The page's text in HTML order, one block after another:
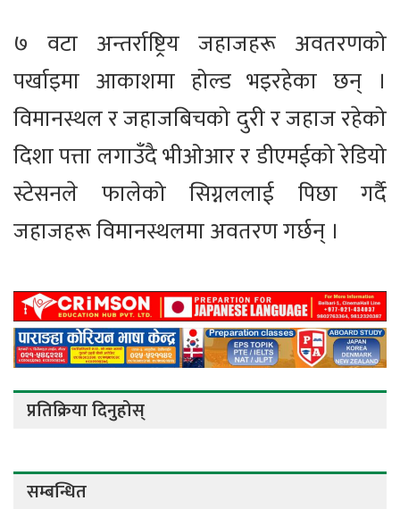
७ वटा अन्तर्राष्ट्रिय जहाजहरू अवतरणको
पर्खाइमा आकाशमा होल्ड भइरहेका छन् ।
विमानस्थल र जहाजबिचको दुरी र जहाज रहेको
दिशा पत्ता लगाउँदै भीओआर र डीएमईको रेडियो
स्टेसनले फालेको सिग्नललाई पिछा गर्दै
जहाजहरू विमानस्थलमा अवतरण गर्छन् ।
प्रतिक्रिया दिनुहोस्
सम्बन्धित